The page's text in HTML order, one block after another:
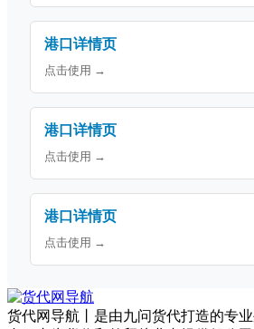
港口详情页
点击使用 →
港口详情页
点击使用 →
港口详情页
点击使用 →
货代网导航丨是由九问货代打造的专业